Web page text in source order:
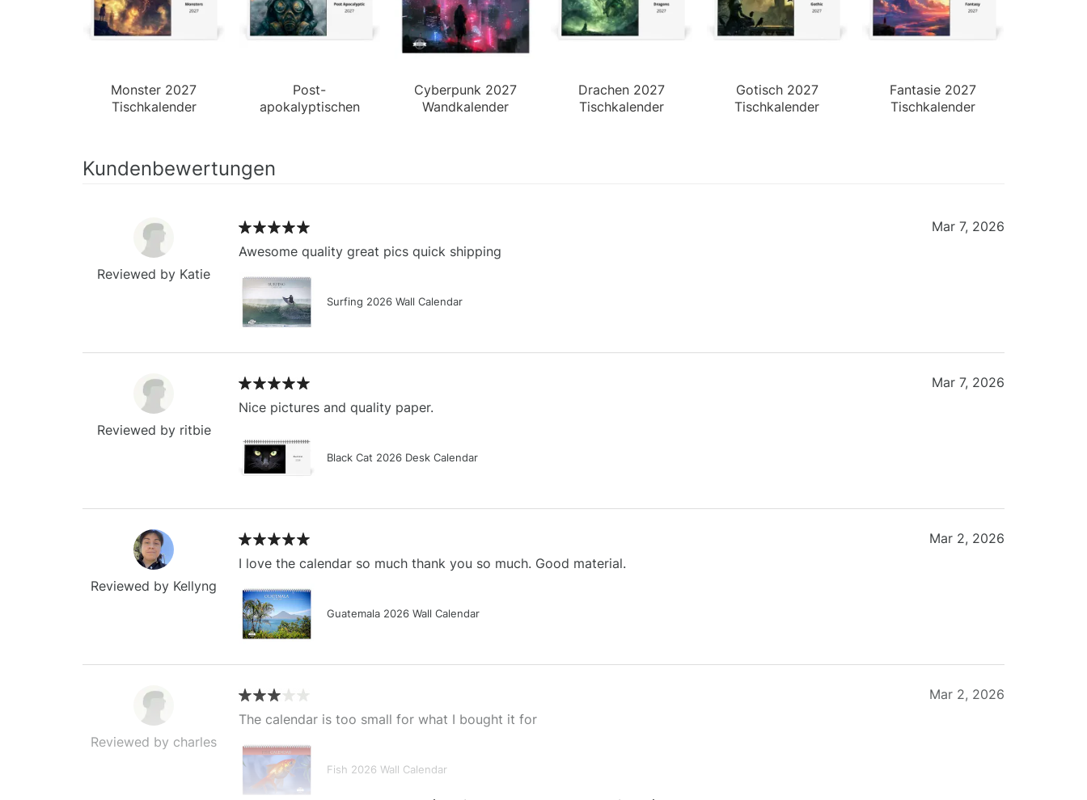
Monster 2027
Tischkalender
Post-
apokalyptischen
Cyberpunk 2027
Wandkalender
Drachen 2027
Tischkalender
Gotisch 2027
Tischkalender
Fantasie 2027
Tischkalender
Kundenbewertungen
Reviewed by Katie
Awesome quality great pics quick shipping
Surfing 2026 Wall Calendar
Mar 7, 2026
Reviewed by ritbie
Nice pictures and quality paper.
Black Cat 2026 Desk Calendar
Mar 7, 2026
Reviewed by Kellyng
I love the calendar so much thank you so much. Good material.
Guatemala 2026 Wall Calendar
Mar 2, 2026
Reviewed by charles
The calendar is too small for what I bought it for
Fish 2026 Wall Calendar
Mar 2, 2026